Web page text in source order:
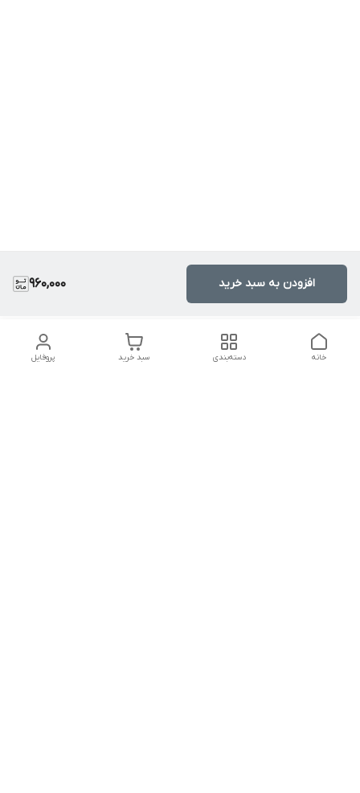
960,000 افزودن به سبد خرید
پروفایل سبد خرید دسته‌بندی خانه